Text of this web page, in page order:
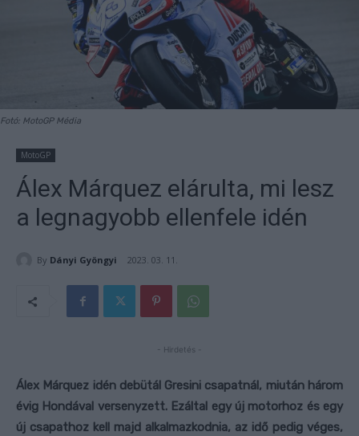
Fotó: MotoGP Média
MotoGP
Álex Márquez elárulta, mi lesz
a legnagyobb ellenfele idén
By Dányi Gyöngyi 2023. 03. 11.
- Hirdetés -
Álex Márquez idén debütál Gresini csapatnál, miután három
évig Hondával versenyzett. Ezáltal egy új motorhoz és egy
új csapathoz kell majd alkalmazkodnia, az idő pedig véges,